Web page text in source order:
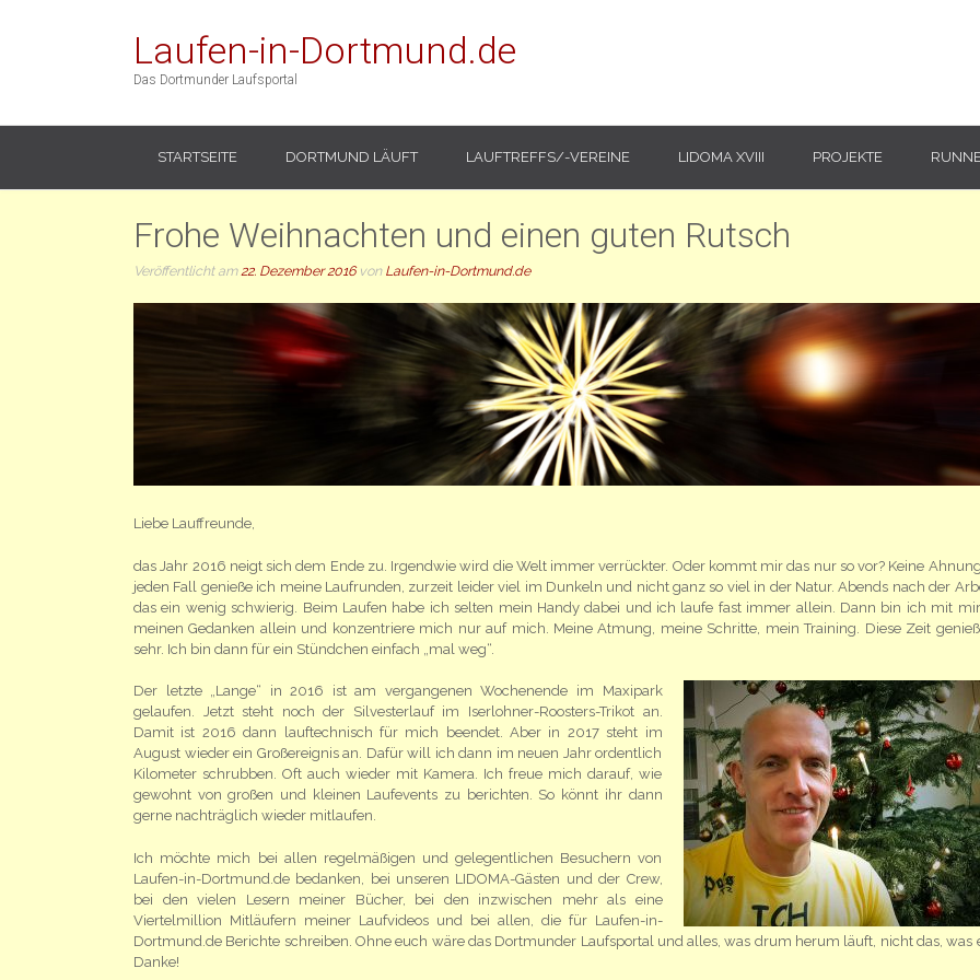
Laufen-in-Dortmund.de
Das Dortmunder Laufsportal
STARTSEITE DORTMUND LÄUFT LAUFTREFFS/-VEREINE LIDOMA XVIII PROJEKTE
Frohe Weihnachten und einen guten Rutsch
Veröffentlicht am22. Dezember 2016von Laufen-in-Dortmund.de
Liebe Lauffreunde,
das Jahr 2016 neigt sich dem Ende zu. Irgendwie wird die Welt immer verrückter. Oder kommt mir das nur so vor? Keine
jeden Fall genieße ich meine Laufrunden, zurzeit leider viel im Dunkeln und nicht ganz so viel in der Natur. Abends nach der
das ein wenig schwierig. Beim Laufen habe ich selten mein Handy dabei und ich laufe fast immer allein. Dann bin ich mit
meinen Gedanken allein und konzentriere mich nur auf mich. Meine Atmung, meine Schritte, mein Training. Diese Zeit
sehr. Ich bin dann für ein Stündchen einfach „mal weg“.
Der letzte „Lange“ in 2016 ist am vergangenen Wochenende im Maxipark
gelaufen. Jetzt steht noch der Silvesterlauf im Iserlohner-Roosters-Trikot an.
Damit ist 2016 dann lauftechnisch für mich beendet. Aber in 2017 steht im
August wieder ein Großereignis an. Dafür will ich dann im neuen Jahr ordentlich
Kilometer schrubben. Oft auch wieder mit Kamera. Ich freue mich darauf, wie
gewohnt von großen und kleinen Laufevents zu berichten. So könnt ihr dann
gerne nachträglich wieder mitlaufen.
Ich möchte mich bei allen regelmäßigen und gelegentlichen Besuchern von
Laufen-in-Dortmund.de bedanken, bei unseren LIDOMA-Gästen und der Crew,
bei den vielen Lesern meiner Bücher, bei den inzwischen mehr als eine
Viertelmillion Mitläufern meiner Laufvideos und bei allen, die für Laufen-in-
Dortmund.de Berichte schreiben. Ohne euch wäre das Dortmunder Laufsportal und alles, was drum herum läuft, nicht das, was
Danke!